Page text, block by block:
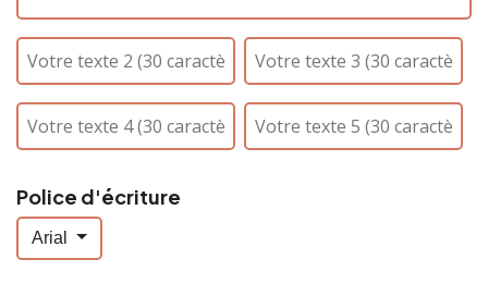
Police d'écriture
Arial